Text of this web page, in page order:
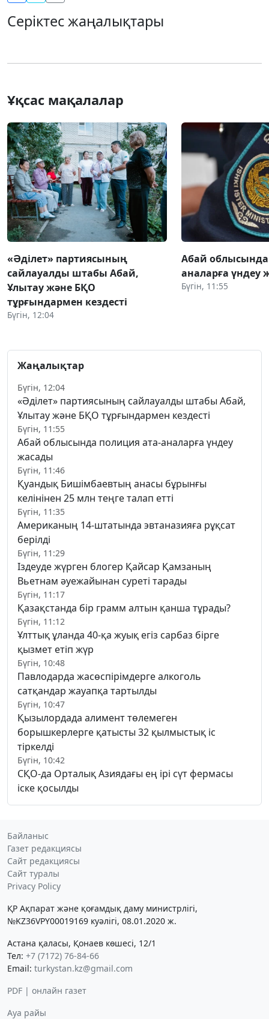
Серіктес жаңалықтары
Ұқсас мақалалар
«Әділет» партиясының
сайлауалды штабы Абай,
Ұлытау және БҚО
тұрғындармен кездесті
Бүгін, 12:04
Абай
аналарға үндеу
Бүгін, 11:55
Жаңалықтар
Бүгін, 12:04
«Әділет» партиясының сайлауалды штабы Абай,
Ұлытау және БҚО тұрғындармен кездесті
Бүгін, 11:55
Абай облысында полиция ата-аналарға үндеу
жасады
Бүгін, 11:46
Қуандық Бишімбаевтың анасы бұрынғы
келінінен 25 млн теңге талап етті
Бүгін, 11:35
Американың 14-штатында эвтаназияға рұқсат
берілді
Бүгін, 11:29
Іздеуде жүрген блогер Қайсар Қамзаның
Вьетнам әуежайынан суреті тарады
Бүгін, 11:17
Қазақстанда бір грамм алтын қанша тұрады?
Бүгін, 11:12
Ұлттық ұланда 40-қа жуық егіз сарбаз бірге
қызмет етіп жүр
Бүгін, 10:48
Павлодарда жасөспірімдерге алкоголь
сатқандар жауапқа тартылды
Бүгін, 10:47
Қызылордада алимент төлемеген
борышкерлерге қатысты 32 қылмыстық іс
тіркелді
Бүгін, 10:42
СҚО-да Орталық Азиядағы ең ірі сүт фермасы
іске қосылды
Байланыс
Газет редакциясы
Сайт редакциясы
Сайт туралы
Privacy Policy
ҚР Ақпарат және қоғамдық даму министрлігі,
№KZ36VPY00019169 куәлігі, 08.01.2020 ж.
Астана қаласы, Қонаев көшесі, 12/1
Тел: +7 (7172) 76-84-66
Email: turkystan.kz@gmail.com
PDF | онлайн газет
Ауа райы